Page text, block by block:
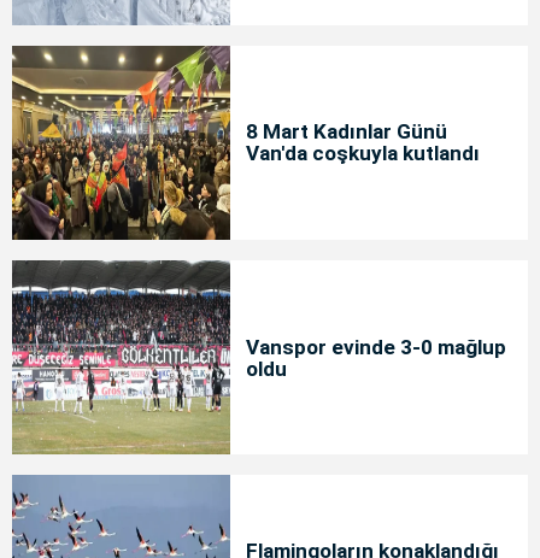
8 Mart Kadınlar Günü
Van'da coşkuyla kutlandı
Vanspor evinde 3-0 mağlup
oldu
Flamingoların konaklandığı